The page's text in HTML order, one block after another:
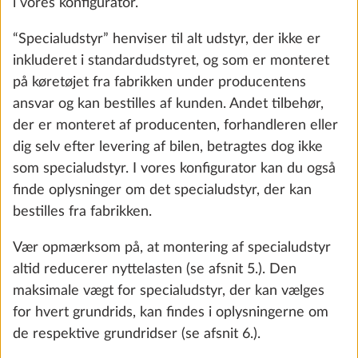
Tilføj
E-Trailer-begynderpakke Basic
(køretøjsnivellering og
Da vægten i køreklar stand er en beregnet værdi,
5 %, og forekomsten af disse tolerancer kan føre til
en de facto underskridelse af den mindste nyttelast,
er de lovligt tilladte tolerancer for en sikkerheds
skyld inkluderet i den maksimale vægt for
specialudstyr. Der tages også højde for særligt
udstyr på landevarianter/specialmodeller, som ikke
er en del af standardudstyret.
Oplysninger om maksimal vægt for specialudstyr kan
Ok, jeg har forstået